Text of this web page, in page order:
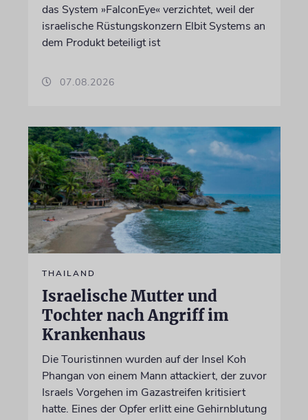
das System »FalconEye« verzichtet, weil der
israelische Rüstungskonzern Elbit Systems an
dem Produkt beteiligt ist
07.08.2026
THAILAND
Israelische Mutter und
Tochter nach Angriff im
Krankenhaus
Die Touristinnen wurden auf der Insel Koh
Phangan von einem Mann attackiert, der zuvor
Israels Vorgehen im Gazastreifen kritisiert
hatte. Eines der Opfer erlitt eine Gehirnblutung